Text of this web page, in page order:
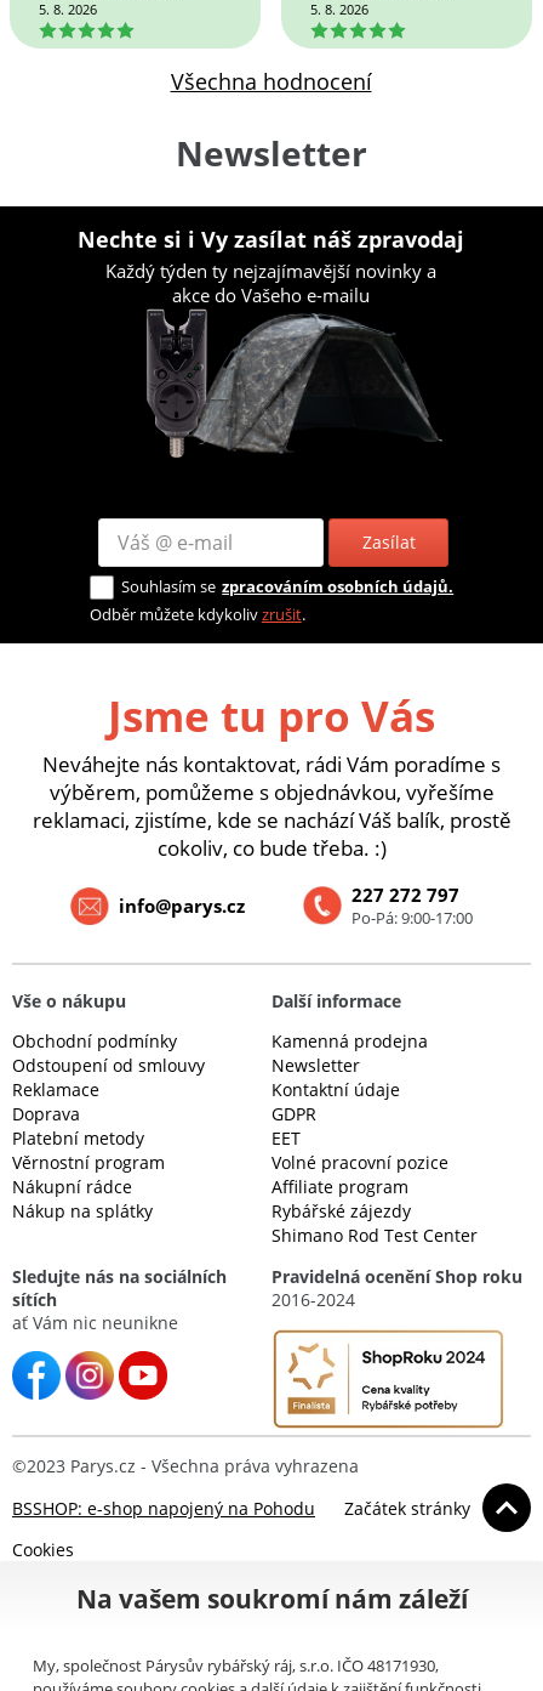
5. 8. 2026
5
5. 8. 2026
5
Všechna hodnocení
Newsletter
Nechte si i Vy zasílat náš zpravodaj
Každý týden ty nejzajímavější novinky a
akce do Vašeho e-mailu
Zasílat
Souhlasím se zpracováním osobních údajů.
Odběr můžete kdykolivzrušit.
Jsme tu pro Vás
Neváhejte nás kontaktovat, rádi Vám poradíme s
výběrem, pomůžeme s objednávkou, vyřešíme
reklamaci, zjistíme, kde se nachází Váš balík, prostě
cokoliv, co bude třeba. :)
227 272 797
Po-Pá: 9:00-17:00
info@parys.cz
Vše o nákupu
Obchodní podmínky
Odstoupení od smlouvy
Reklamace
Doprava
Platební metody
Věrnostní program
Nákupní rádce
Nákup na splátky
Další informace
Kamenná prodejna
Newsletter
Kontaktní údaje
GDPR
EET
Volné pracovní pozice
Affiliate program
Rybářské zájezdy
Shimano Rod Test Center
Sledujte nás na sociálních
sítích
ať Vám nic neunikne
Pravidelná ocenění Shop roku
2016-2024
©2023 Parys.cz - Všechna práva vyhrazena
BSSHOP: e-shop napojený na Pohodu
Začátek stránky
Cookies
Na vašem soukromí nám záleží
My, společnost Párysův rybářský ráj, s.r.o. IČO 48171930,